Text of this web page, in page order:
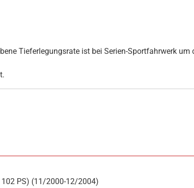
Tieferlegungsrate ist bei Serien-Sportfahrwerk um
102 PS) (11/2000-12/2004)